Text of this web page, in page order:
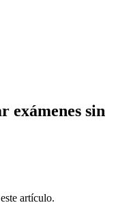
exámenes sin
artículo.